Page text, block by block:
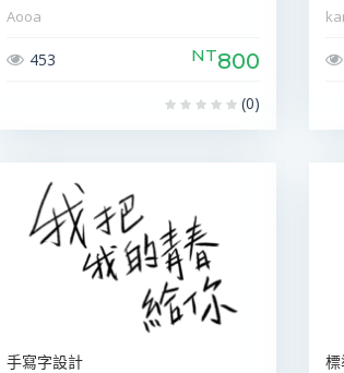
Aooa
453 NT800
(0)
手寫字設計